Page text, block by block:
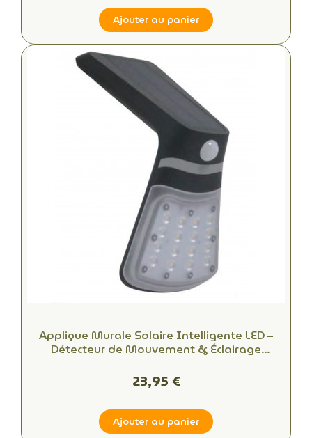
Ajouter au panier
Applique Murale Solaire Intelligente LED –
Détecteur de Mouvement & Éclairage
23,95 €
Ajouter au panier